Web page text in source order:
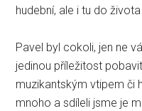
hudební, ale i tu do
Pavel byl cokoli, jen ne
jedinou příležitost
muzikantským vtipem či
mnoho a sdíleli jsme je